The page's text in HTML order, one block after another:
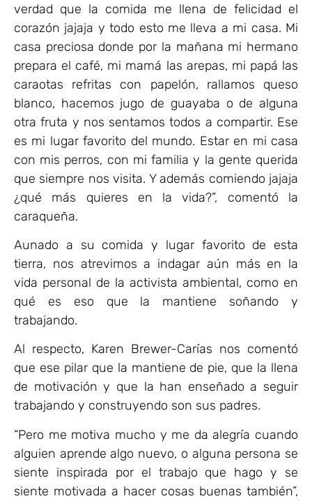
verdad que la comida me llena de felicidad el
corazón jajaja y todo esto me lleva a mi casa. Mi
casa preciosa donde por la mañana mi hermano
prepara el café, mi mamá las arepas, mi papá las
caraotas refritas con papelón, rallamos queso
blanco, hacemos jugo de guayaba o de alguna
otra fruta y nos sentamos todos a compartir. Ese
es mi lugar favorito del mundo. Estar en mi casa
con mis perros, con mi familia y la gente querida
que siempre nos visita. Y además comiendo jajaja
¿qué más quieres en la vida?”, comentó la
caraqueña.
Aunado a su comida y lugar favorito de esta
tierra, nos atrevimos a indagar aún más en la
vida personal de la activista ambiental, como en
qué es eso que la mantiene soñando y
trabajando.
Al respecto, Karen Brewer-Carías nos comentó
que ese pilar que la mantiene de pie, que la llena
de motivación y que la han enseñado a seguir
trabajando y construyendo son sus padres.
“Pero me motiva mucho y me da alegría cuando
alguien aprende algo nuevo, o alguna persona se
siente inspirada por el trabajo que hago y se
siente motivada a hacer cosas buenas también”,